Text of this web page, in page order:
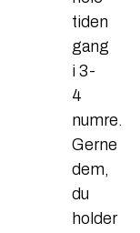
tiden
gang
i 3-
4
numre.
Gerne
dem,
du
holder